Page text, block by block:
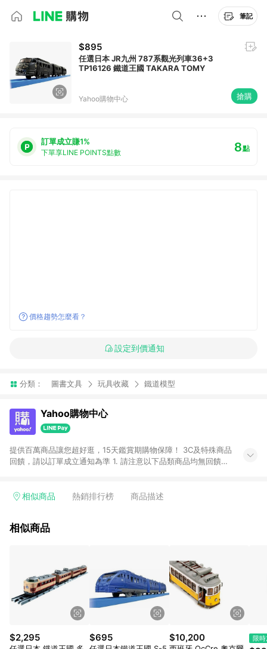
筆記
$895
任選日本 JR九州 787系觀光列車36+3
TP16126 鐵道王國 TAKARA TOMY
Yahoo購物中心 搶購
訂單成立賺1%
下單享LINE POINTS點數 8點
價格趨勢怎麼看？
設定到價通知
分類： 圖書文具 玩具收藏 鐵道模型
Yahoo購物中心
提供百萬商品讓您超好逛，15天鑑賞期購物保障！ 3C及特殊商品
回饋，請以訂單成立通知為準 1. 請注意以下品類商品均無回饋：
電玩/遊戲/相機/單眼/鏡頭/拍立得 [2024/6/1起適用] -內接硬
的購回饋活動享Yahoo超贈點回饋者 - 購物中心商店之商品：商
價券等虛擬貨幣折抵 4. 大宗採購或批發轉賣不具回饋資格： 如
有相關事證認定您為大宗採購、批發轉賣而非最終消費使用者，
相關認定以Yahoo購物中心之認定為準
相似商品 熱銷排行榜 商品描述
相似商品
$2,295 $695 $10,200 限